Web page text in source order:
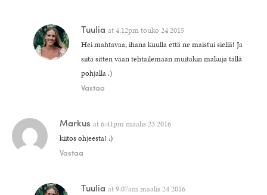
Tuulia at4:12pm touko 24 2015
Hei mahtavaa, ihana kuulla että ne maistui siellä! Ja
siitä sitten vaan tehtailemaan muitakin makuja tällä
pohjalla :)
Vastaa
Markus at6:41pm maalis 23 2016
kiitos ohjeesta! :)
Vastaa
Tuulia at9:07am maalis 24 2016